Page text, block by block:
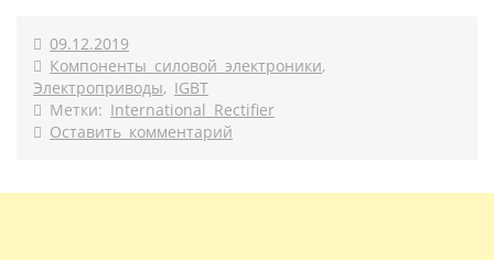
09.12.2019
Компоненты силовой электроники,
Электроприводы, IGBT
Метки: International Rectifier
Оставить комментарий